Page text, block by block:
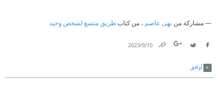
مشاركة من نهى عاصم ، من كتابطريق متسع لشخص وحيد
10‏/9‏/2023
أوافق